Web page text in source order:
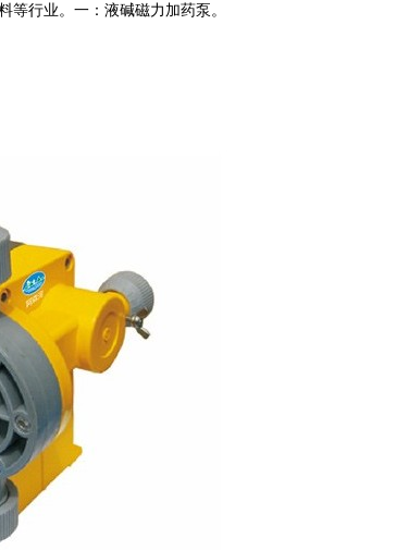
等行业。一：液碱磁力加药泵。